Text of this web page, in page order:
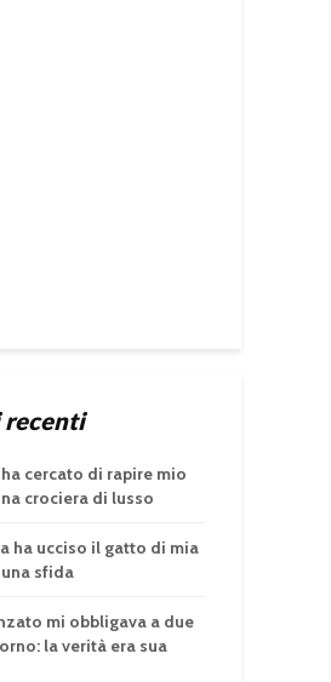
cercato di rapire mio
crociera di lusso
ha ucciso il gatto di mia
sfida
mi obbligava a due
la verità era sua